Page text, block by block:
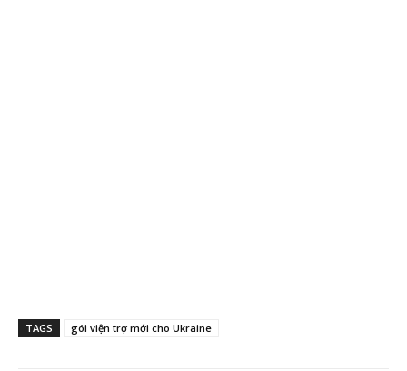
TAGS gói viện trợ mới cho Ukraine